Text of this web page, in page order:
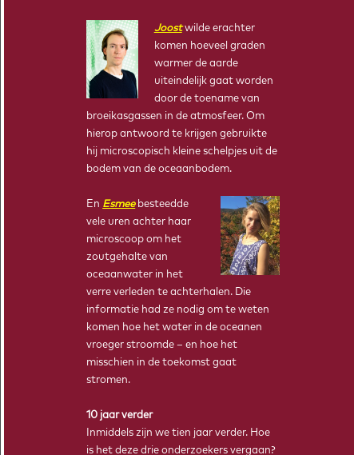
TIPPING POINT AHEAD IN DE KLAS
Bij Tipping Point Ahead horen lesmodules. Zo kunnen leerlingen
WISKUNDE
Joostwilde erachter
komen hoeveel graden
warmer de aarde
uiteindelijk gaat worden
door de toename van
broeikasgassen in de atmosfeer. Om
hierop antwoord te krijgen gebruikte
hij microscopisch kleine schelpjes uit de
bodem van de oceaanbodem.
En Esmee besteedde
vele uren achter haar
microscoop om het
zoutgehalte van
oceaanwater in het
verre verleden te achterhalen. Die
informatie had ze nodig om te weten
komen hoe het water in de oceanen
vroeger stroomde – en hoe het
misschien in de toekomst gaat
stromen.
10 jaar verder
Inmiddels zijn we tien jaar verder. Hoe
is het deze drie onderzoekers vergaan?